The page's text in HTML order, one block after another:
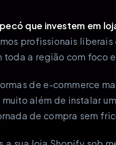
que investem em
profissionais
toda a região com foco
de e-commerce
além de instalar
de compra sem